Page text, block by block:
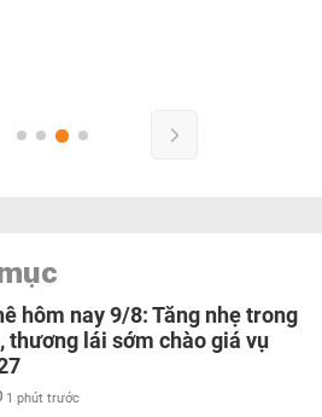
hôm nay 9/8: Tăng nhẹ trong
thương lái sớm chào giá vụ
1 phút trước